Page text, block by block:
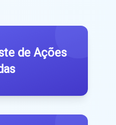
de Ações